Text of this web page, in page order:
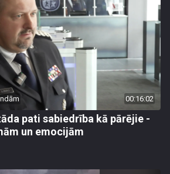
00:16:02
pati sabiedrība kā pārējie -
un emocijām